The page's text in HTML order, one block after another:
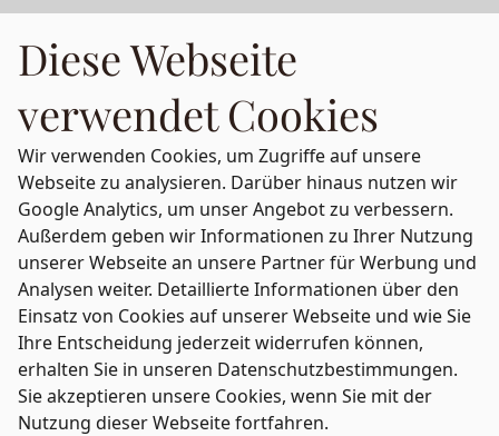
Diese Webseite
verwendet Cookies
Wir verwenden Cookies, um Zugriffe auf unsere
Webseite zu analysieren. Darüber hinaus nutzen wir
Google Analytics, um unser Angebot zu verbessern.
Außerdem geben wir Informationen zu Ihrer Nutzung
unserer Webseite an unsere Partner für Werbung und
Analysen weiter. Detaillierte Informationen über den
Einsatz von Cookies auf unserer Webseite und wie Sie
Ihre Entscheidung jederzeit widerrufen können,
erhalten Sie in unseren Datenschutzbestimmungen.
Sie akzeptieren unsere Cookies, wenn Sie mit der
Nutzung dieser Webseite fortfahren.